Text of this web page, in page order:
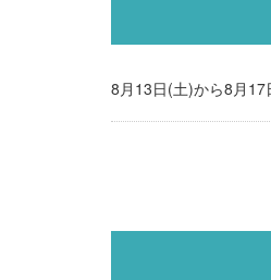
8月13日(土)から8月17